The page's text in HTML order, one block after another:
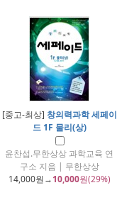
[중고-최상] 창의력과학 세페이
드 1F 물리(상)
윤찬섭.무한상상 과학교육 연
구소 지음 | 무한상상
14,000원→10,000원(29%)